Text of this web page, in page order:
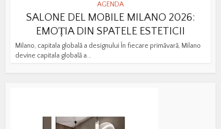
AGENDA
SALONE DEL MOBILE MILANO 2026:
EMOȚIA DIN SPATELE ESTETICII
Milano, capitala globală a designului În fiecare primăvară, Milano
devine capitala globală a...